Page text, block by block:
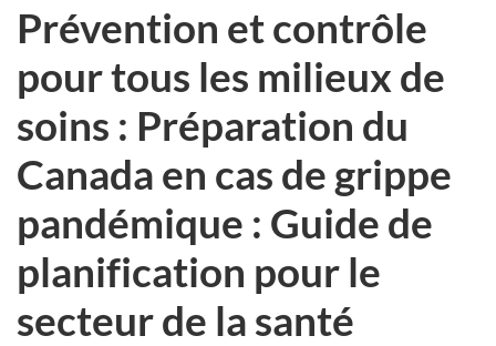
Prévention et contrôle
pour tous les milieux de
soins : Préparation du
Canada en cas de grippe
pandémique : Guide de
planification pour le
secteur de la santé